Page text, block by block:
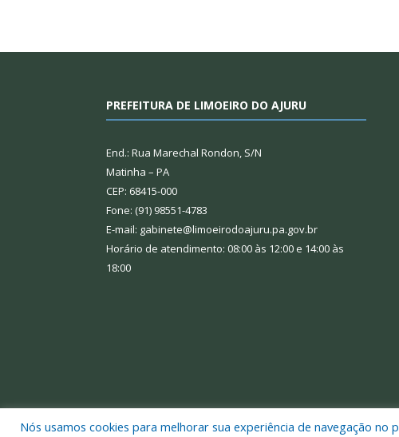
PREFEITURA DE LIMOEIRO DO AJURU
End.: Rua Marechal Rondon, S/N
Matinha – PA
CEP: 68415-000
Fone: (91) 98551-4783
E-mail: gabinete@limoeirodoajuru.pa.gov.br
Horário de atendimento: 08:00 às 12:00 e 14:00 às
18:00
Nós usamos cookies para melhorar sua experiência de navegação